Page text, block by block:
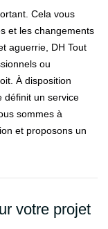
Cela vous
et les changements
aguerrie, DH Tout
ou
À disposition
définit un service
sommes à
et proposons un
votre projet